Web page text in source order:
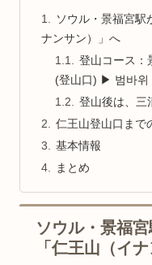
ソウル・景福宮駅
ナンサン）」へ
登山コース
(登山口) ▶︎ 범바
登山後は、三
仁王山登山口まで
基本情報
まとめ
ソウル・景福
「仁王山（イ